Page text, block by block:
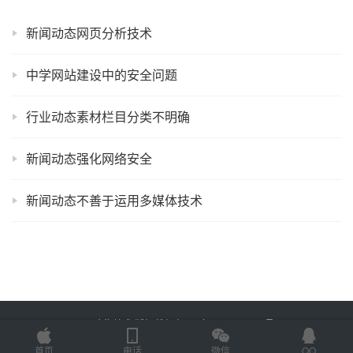
新闻动态网页分析技术
中学网站建设中的安全问题
行业动态素材栏目分类不明确
新闻动态强化网络安全
新闻动态不善于运用多媒体技术
Copyright © 2025 金海技术 版权所有 鲁ICP备2022012774号-2
首页
电话 微信 QQ